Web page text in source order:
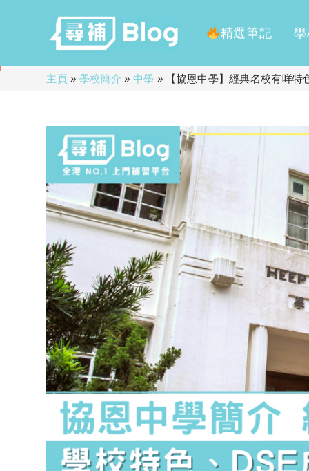
精選筆記
主頁» 學校簡介 » 中學 » 【協恩中學】經典名校有咩